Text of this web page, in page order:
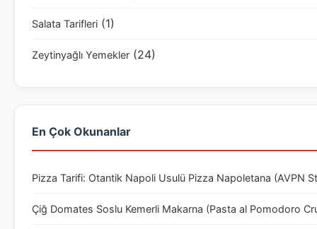
Salata Tarifleri (1)
Zeytinyağlı Yemekler (24)
En Çok Okunanlar
Pizza Tarifi: Otantik Napoli Usulü Pizza Napoletana (AVPN
Çiğ Domates Soslu Kemerli Makarna (Pasta al Pomodoro